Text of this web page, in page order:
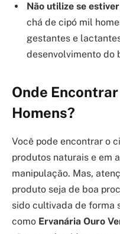
Não utilize se
chá de cipó mil
gestantes e
desenvolvimento do
Onde
Homens?
Você pode encontrar o
produtos naturais e em
manipulação. Mas,
produto seja de boa
sido cultivada de forma
como Ervanária Ouro